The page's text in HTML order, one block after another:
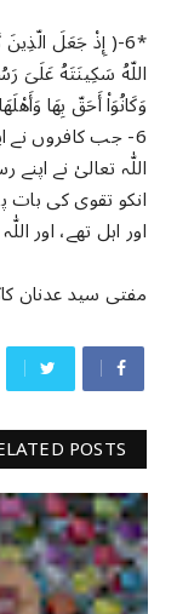
*6-( إِذْ جَعَلَ
اللّهُ سَكِينَتَهُ عَلَىَ
وَكَانُوَاْ أَحَقّ بِهَا
6- جب کافروں نے
اللّٰہ تعالیٰ نے
انکو تقوی کی
اور اہل تھے، اور
مفتی سید عدنان
POSTS